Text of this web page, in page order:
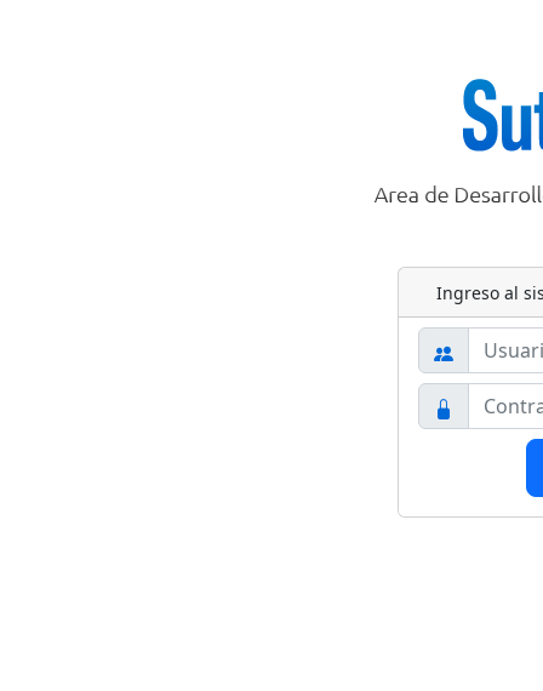
Ingreso al